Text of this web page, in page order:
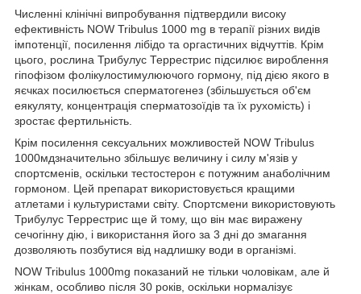
Численні клінічні випробування підтвердили високу
ефективність NOW Tribulus 1000 mg в терапії різних видів
імпотенції, посилення лібідо та оргастичних відчуттів. Крім
цього, рослина Трибулус Террестрис підсилює вироблення
гіпофізом фолікулостимулюючого гормону, під дією якого в
яєчках посилюється сперматогенез (збільшується об'єм
еякуляту, концентрація сперматозоїдів та їх рухомість) і
зростає фертильність.
Крім посилення сексуальних можливостей NOW Tribulus
1000мдзначительно збільшує величину і силу м'язів у
спортсменів, оскільки тестостерон є потужним анаболічним
гормоном. Цей препарат використовується кращими
атлетами і культуристами світу. Спортсмени використовують
Трибулус Террестрис ще й тому, що він має виражену
сечогінну дію, і використання його за 3 дні до змагання
дозволяють позбутися від надлишку води в організмі.
NOW Tribulus 1000mg показаний не тільки чоловікам, але й
жінкам, особливо після 30 років, оскільки нормалізує